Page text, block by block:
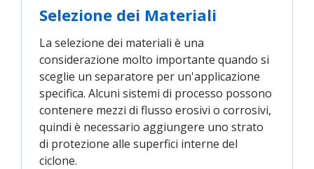
Selezione dei Materiali
La selezione dei materiali è una
considerazione molto importante quando si
sceglie un separatore per un'applicazione
specifica. Alcuni sistemi di processo possono
contenere mezzi di flusso erosivi o corrosivi,
quindi è necessario aggiungere uno strato
di protezione alle superfici interne del
ciclone.